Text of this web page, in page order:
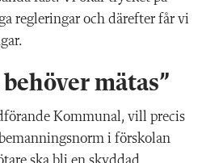
regleringar och därefter får vi
mätas”
Kommunal, vill precis
i förskolan